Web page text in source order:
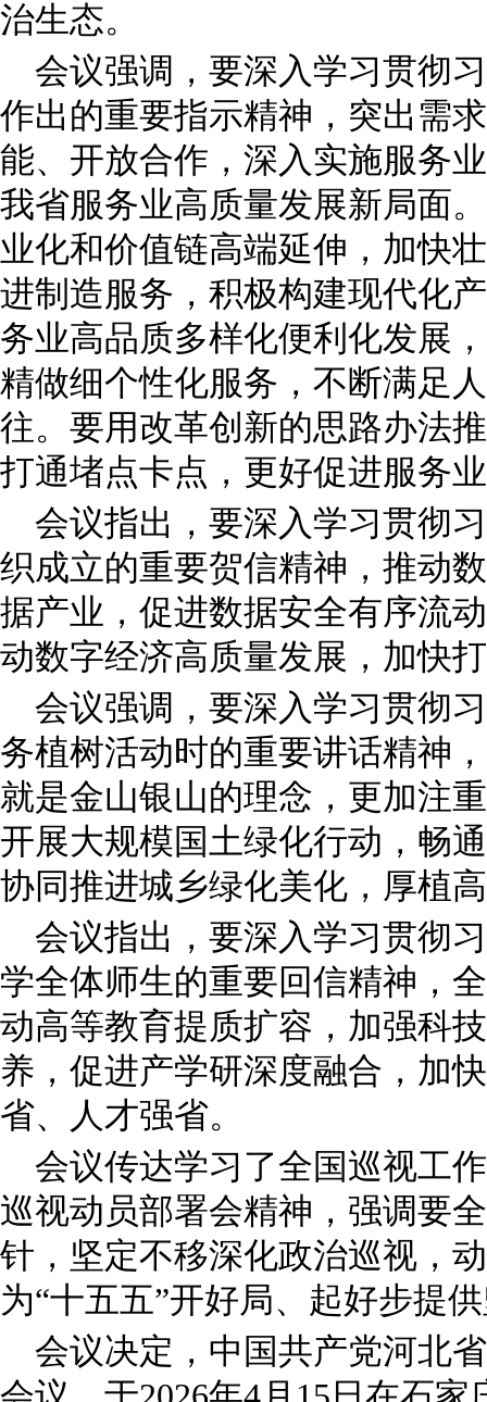
治生态。
会议强调，要深入学习贯彻
作出的重要指示精神，突出需
能、开放合作，深入实施服务
我省服务业高质量发展新局面
业化和价值链高端延伸，加快
进制造服务，积极构建现代化
务业高品质多样化便利化发展
精做细个性化服务，不断满足
往。要用改革创新的思路办法
打通堵点卡点，更好促进服务
会议指出，要深入学习贯彻
织成立的重要贺信精神，推动
据产业，促进数据安全有序流
动数字经济高质量发展，加快
会议强调，要深入学习贯彻
务植树活动时的重要讲话精神
就是金山银山的理念，更加注
开展大规模国土绿化行动，畅
协同推进城乡绿化美化，厚植
会议指出，要深入学习贯彻
学全体师生的重要回信精神，
动高等教育提质扩容，加强科
养，促进产学研深度融合，加
省、人才强省。
会议传达学习了全国巡视工
巡视动员部署会精神，强调要
针，坚定不移深化政治巡视，
为“十五五”开好局、起好步提
会议决定，中国共产党河北